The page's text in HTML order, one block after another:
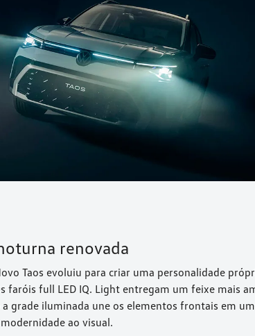
renovada
Taos evoluiu para criar uma personalidade
faróis full LED IQ. Light entregam um feixe mais
grade iluminada une os elementos frontais em
ao visual.